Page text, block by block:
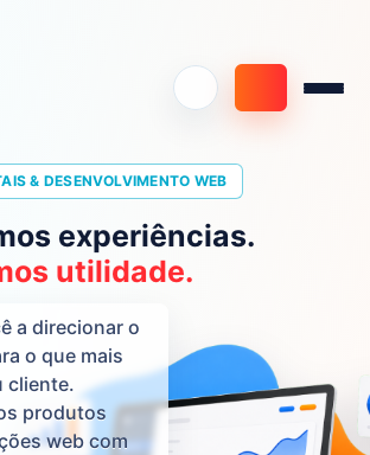
& DESENVOLVIMENTO WEB
experiências.
utilidade.
a direcionar o
o que mais
cliente.
produtos
web com